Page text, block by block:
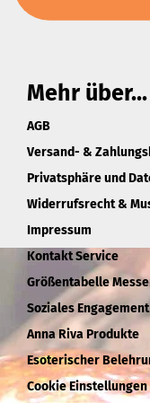
Mehr über...
AGB
Versand- &
Privatsphäre und
Widerrufsrecht &
Impressum
Kontakt Service
Größentabelle
Soziales Engagement
Anna Riva Produkte
Esoterischer
Cookie Einstellungen